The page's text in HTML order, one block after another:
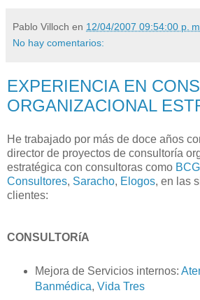
Pablo Villoch en 12/04/2007 09:54:00 p. m.
No hay comentarios:
EXPERIENCIA EN
ORGANIZACIONAL
He trabajado por más de doce años
director de proyectos de consultoría
estratégica con consultoras como BCG
Consultores, Saracho, Elogos, en las
clientes:
CONSULTORíA
Mejora de Servicios internos:
Banmédica, Vida Tres